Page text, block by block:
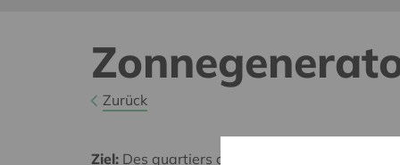
Zurück
Ziel: Des quartiers chaleureux et bienveillants